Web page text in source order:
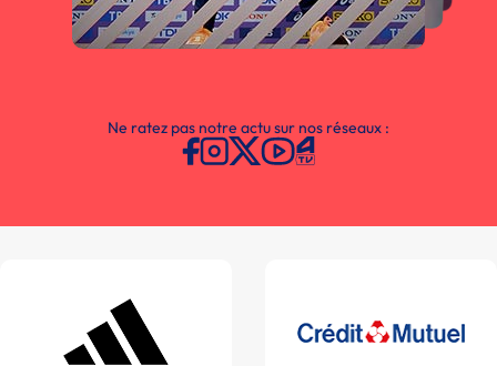
Ne ratez pas notre actu sur nos réseaux :